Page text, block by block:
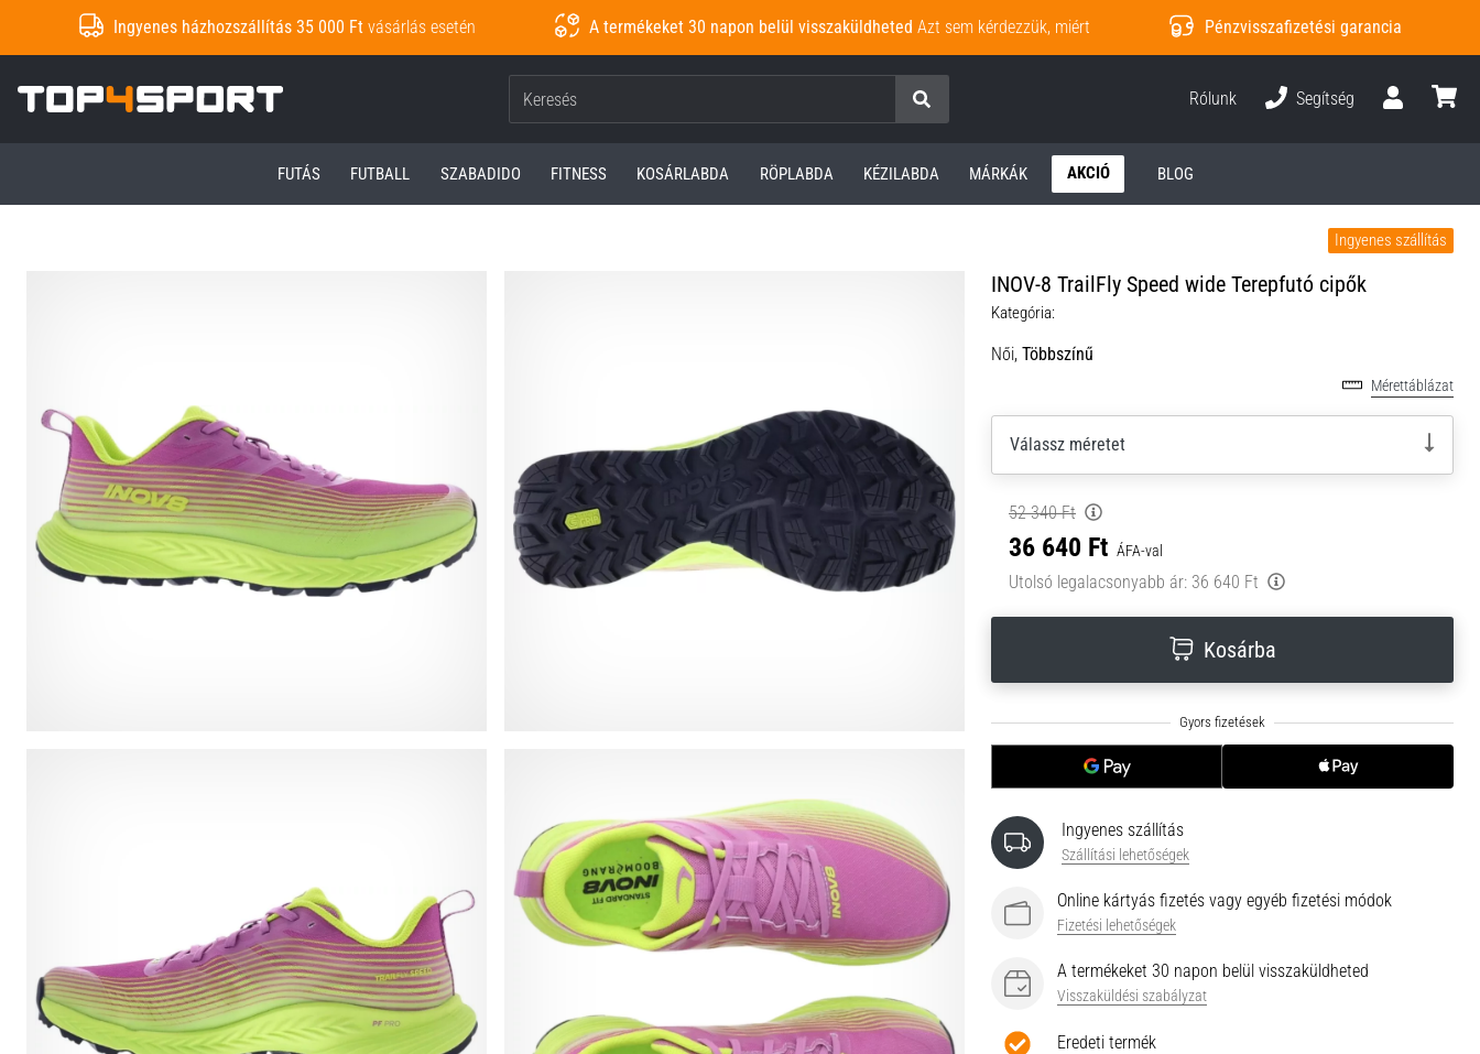
Ingyenes házhozszállítás 35 000 Ft vásárlás esetén A termékeket 30 napon belül visszaküldheted Azt sem kérdezzük, miért Pénzvisszafizetési garancia
Top4Sport.hu
Keresés
Rólunk
Segítség
FUTÁS FUTBALL SZABADIDO FITNESS KOSÁRLABDA RÖPLABDA KÉZILABDA MÁRKÁK AKCIÓ BLOG
Ingyenes szállítás
INOV-8 TrailFly Speed wide Terepfutó cipők
Kategória:
Női, Többszínű
Mérettáblázat
Válassz méretet
52 340 Ft
36 640 Ft ÁFA-val
Utolsó legalacsonyabb ár: 36 640 Ft
Kosárba
Ingyenes szállítás
Szállítási lehetőségek
Online kártyás fizetés vagy egyéb fizetési módok
Fizetési lehetőségek
A termékeket 30 napon belül visszaküldheted
Visszaküldési szabályzat
Eredeti termék